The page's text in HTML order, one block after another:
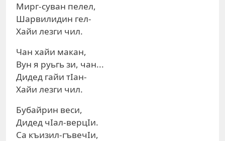
Мирг-суван пелел,
Шарвилидин гел-
Хайи лезги чил.
Чан хайи макан,
Вун я руьгь зи, чан...
Дидед гайи тIан-
Хайи лезги чил.
Бубайрин веси,
Дидед чIал-верцIи.
Са къизил-гъвечIи,